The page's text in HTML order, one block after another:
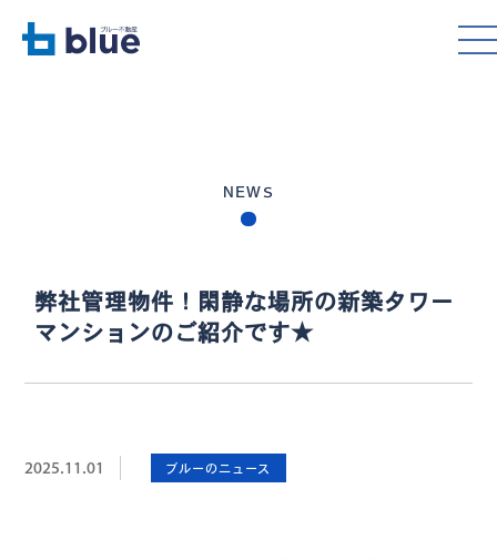
弊社管理物件！閑静な場所の新築タワー
マンションのご紹介です★
NEWS
2025.11.01 ブルーのニュース